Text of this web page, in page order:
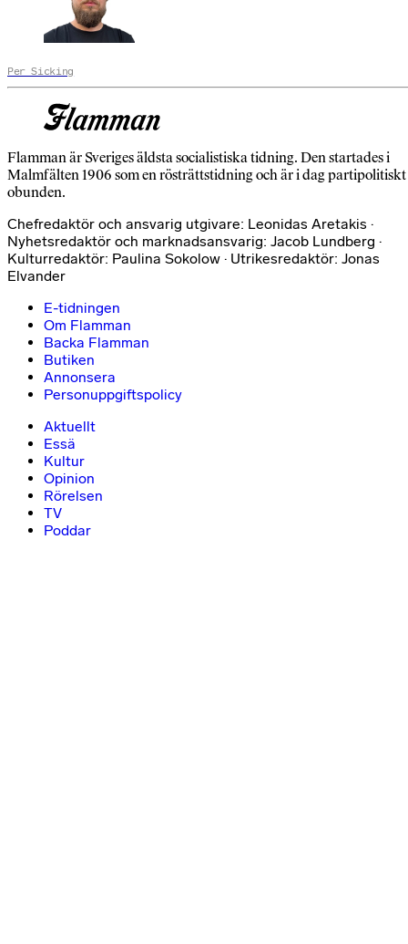
Per Sicking
Flamman är Sveriges äldsta socialistiska tidning. Den startades i
Malmfälten 1906 som en rösträttstidning och är i dag partipolitiskt
obunden.
Chefredaktör och ansvarig utgivare: Leonidas Aretakis ·
Nyhetsredaktör och marknadsansvarig: Jacob Lundberg ·
Kulturredaktör: Paulina Sokolow · Utrikesredaktör: Jonas
Elvander
E-tidningen
Om Flamman
Backa Flamman
Butiken
Annonsera
Personuppgiftspolicy
Aktuellt
Essä
Kultur
Opinion
Rörelsen
TV
Poddar